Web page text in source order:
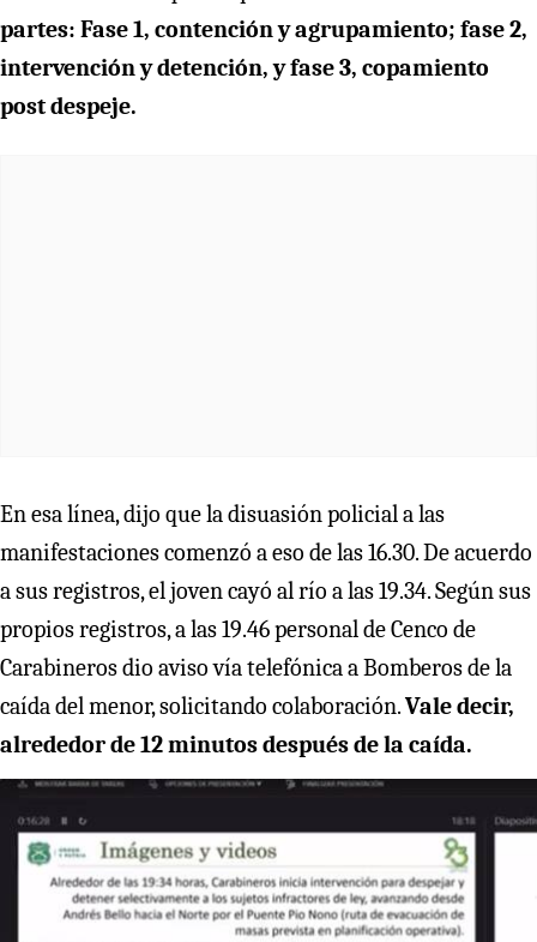
partes: Fase 1, contención y agrupamiento; fase 2,
intervención y detención, y fase 3, copamiento
post despeje.
En esa línea, dijo que la disuasión policial a las
manifestaciones comenzó a eso de las 16.30. De acuerdo
a sus registros, el joven cayó al río a las 19.34. Según sus
propios registros, a las 19.46 personal de Cenco de
Carabineros dio aviso vía telefónica a Bomberos de la
caída del menor, solicitando colaboración.Vale decir,
alrededor de 12 minutos después de la caída.